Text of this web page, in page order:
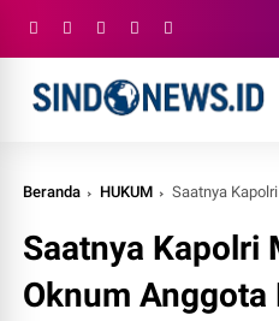
Beranda HUKUM Saatnya Kapolri Memecat
Saatnya Kapolri
Oknum Anggota